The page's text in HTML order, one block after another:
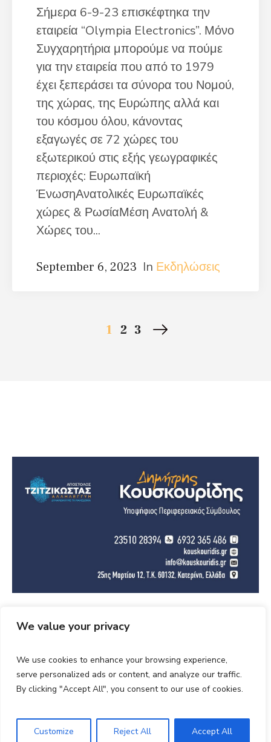
We value your privacy
We use cookies to enhance your browsing experience,
serve personalized ads or content, and analyze our traffic.
By clicking "Accept All", you consent to our use of cookies.
Customize Reject All Accept All
Σήμερα 6-9-23 επισκέφτηκα την
εταιρεία “Olympia Electronics”. Μόνο
Συγχαρητήρια μπορούμε να πούμε
για την εταιρεία που από το 1979
έχει ξεπεράσει τα σύνορα του Νομού,
της χώρας, της Ευρώπης αλλά και
του κόσμου όλου, κάνοντας
εξαγωγές σε 72 χώρες του
εξωτερικού στις εξής γεωγραφικές
περιοχές: Ευρωπαϊκή
ΈνωσηΑνατολικές Ευρωπαϊκές
χώρες & ΡωσίαΜέση Ανατολή &
Χώρες του...
September 6, 2023 In Εκδηλώσεις
1 2 3
©Copyright Kouskouridis 2023. All Rights
Reserved